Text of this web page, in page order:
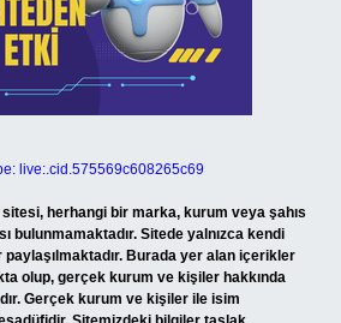
live:.cid.575569c608265c69
herhangi bir marka, kurum veya şahıs
bulunmamaktadır. Sitede yalnızca kendi
paylaşılmaktadır. Burada yer alan içerikler
olup, gerçek kurum ve kişiler hakkında
Gerçek kurum ve kişiler ile isim